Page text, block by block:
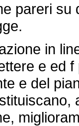
pareri su
in
e ed
e del